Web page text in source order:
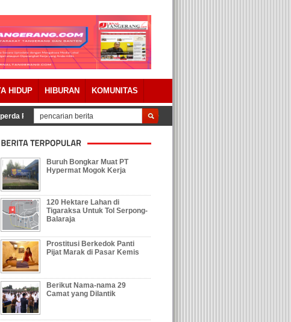
HIDUP HIBURAN KOMUNITAS
Pertanggungjawaban APBD 2023 Dengan Catatan
Buruh Bongkar Muat PT
Hypermat Mogok Kerja
120 Hektare Lahan di
Tigaraksa Untuk Tol Serpong-
Balaraja
Prostitusi Berkedok Panti
Pijat Marak di Pasar Kemis
Berikut Nama-nama 29
Camat yang Dilantik